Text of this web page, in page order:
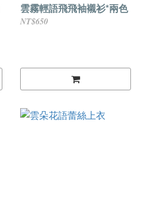
雲霧輕語飛飛袖襯衫*兩色
NT$650